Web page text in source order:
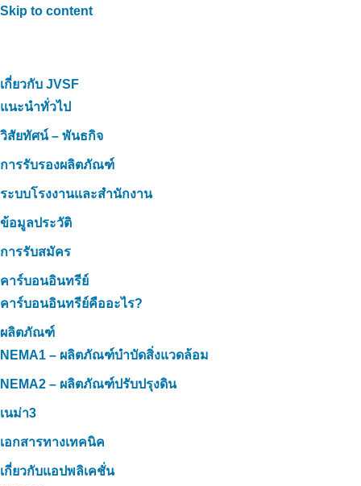
Skip to content
เกี่ยวกับ JVSF
แนะนำทั่วไป
วิสัยทัศน์ – พันธกิจ
การรับรองผลิตภัณฑ์
ระบบโรงงานและสำนักงาน
ข้อมูลประวัติ
การรับสมัคร
คาร์บอนอินทรีย์
คาร์บอนอินทรีย์คืออะไร?
ผลิตภัณฑ์
NEMA1 – ผลิตภัณฑ์บำบัดสิ่งแวดล้อม
NEMA2 – ผลิตภัณฑ์ปรับปรุงดิน
เนม่า3
เอกสารทางเทคนิค
เกี่ยวกับแอปพลิเคชั่น